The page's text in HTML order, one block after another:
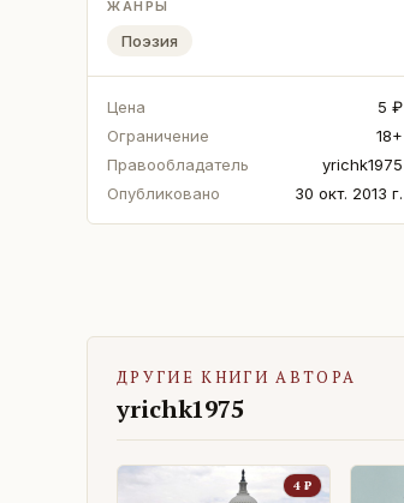
ЖАНРЫ
Поэзия
Цена
5 ₽
Ограничение
18+
Правообладатель
yrichk1975
Опубликовано
30 окт. 2013 г.
ДРУГИЕ КНИГИ АВТОРА
yrichk1975
4 ₽